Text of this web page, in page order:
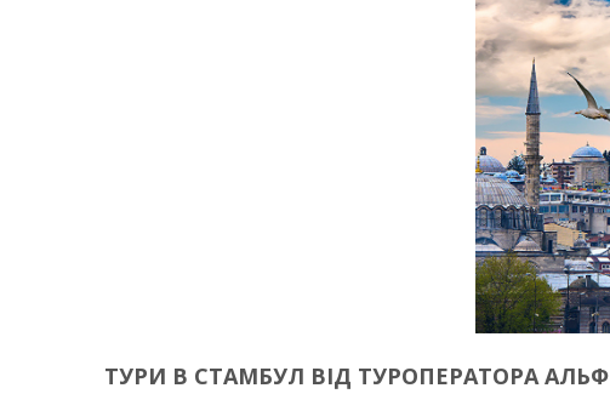
ТУРИ В СТАМБУЛ ВІД ТУРОПЕРАТОРА АЛЬФ